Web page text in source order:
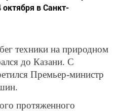
октября в Санкт-
техники на природном
до Казани. С
Премьер-министр
протяженного